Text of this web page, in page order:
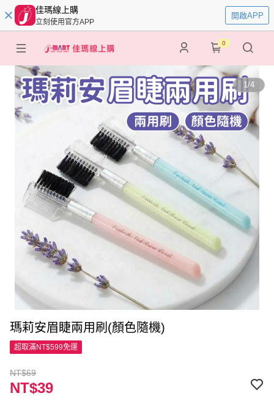
佳瑪線上購
立刻使用官方APP
開啟APP
0
1/4
瑪莉安眉睫兩用刷(顏色隨機)
超取滿NT$599免運
NT$69
NT$39